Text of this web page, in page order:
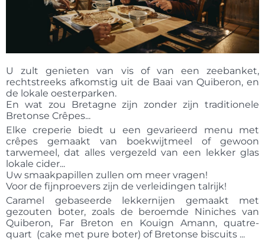
U zult genieten van vis of van een zeebanket,
rechtstreeks afkomstig uit de Baai van Quiberon, en
de lokale oesterparken.
En wat zou Bretagne zijn zonder zijn traditionele
Bretonse Crêpes...
Elke creperie biedt u een gevarieerd menu met
crêpes gemaakt van boekwijtmeel of gewoon
tarwemeel, dat alles vergezeld van een lekker glas
lokale cider...
Uw smaakpapillen zullen om meer vragen!
Voor de fijnproevers zijn de verleidingen talrijk!
Caramel gebaseerde lekkernijen gemaakt met
gezouten boter, zoals de beroemde Niniches van
Quiberon, Far Breton en Kouign Amann, quatre-
quart (cake met pure boter) of Bretonse biscuits ...